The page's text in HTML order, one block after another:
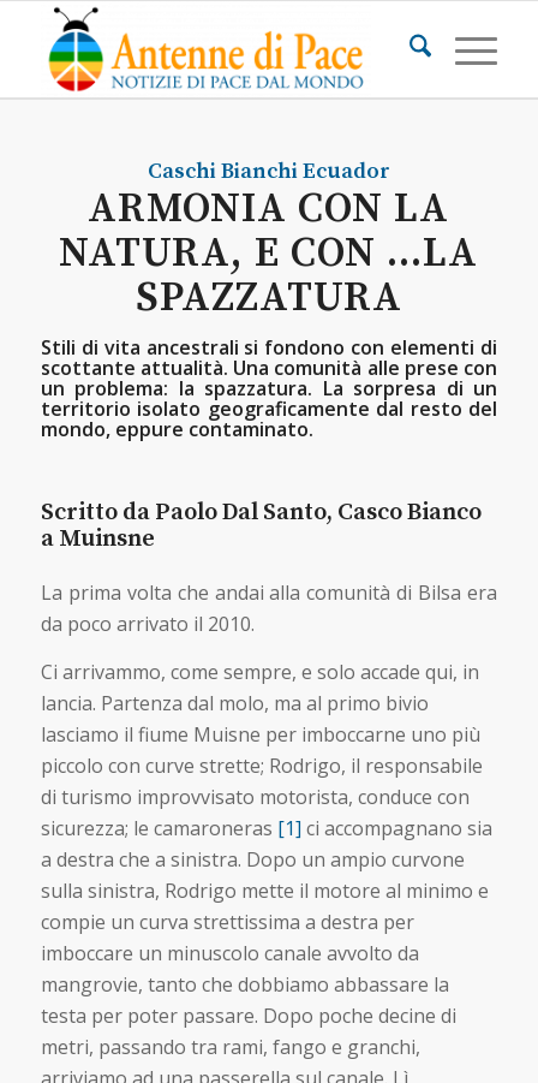
Caschi BianchiEcuador
ARMONIA CON LA
NATURA, E CON …LA
SPAZZATURA
Stili di vita ancestrali si fondono con elementi di
scottante attualità. Una comunità alle prese con
un problema: la spazzatura. La sorpresa di un
territorio isolato geograficamente dal resto del
mondo, eppure contaminato.
Scritto da Paolo Dal Santo, Casco Bianco
a Muinsne
La prima volta che andai alla comunità di Bilsa era
da poco arrivato il 2010.
Ci arrivammo, come sempre, e solo accade qui, in
lancia. Partenza dal molo, ma al primo bivio
lasciamo il fiume Muisne per imboccarne uno più
piccolo con curve strette; Rodrigo, il responsabile
di turismo improvvisato motorista, conduce con
sicurezza; le camaroneras [1] ci accompagnano sia
a destra che a sinistra. Dopo un ampio curvone
sulla sinistra, Rodrigo mette il motore al minimo e
compie un curva strettissima a destra per
imboccare un minuscolo canale avvolto da
mangrovie, tanto che dobbiamo abbassare la
testa per poter passare. Dopo poche decine di
metri, passando tra rami, fango e granchi,
arriviamo ad una passerella sul canale. Lì